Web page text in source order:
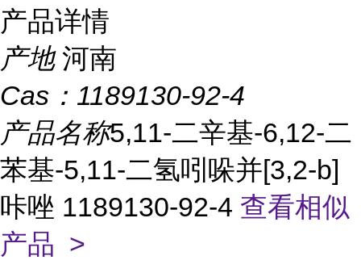
产品详情
产地 河南
Cas： 1189130-92-4
产品名称5,11-二辛基-6,12-二
苯基-5,11-二氢吲哚并[3,2-b]
咔唑 1189130-92-4 查看相似
产品 >